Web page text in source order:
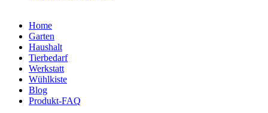
Home
Garten
Haushalt
Tierbedarf
Werkstatt
Wühlkiste
Blog
Produkt-FAQ